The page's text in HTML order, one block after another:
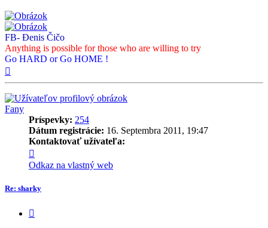
FB- Đenis Čičo
Anything is possible for those who are willing to try
Go HARD or Go HOME !
Fany
Príspevky: 254
Dátum registrácie: 16. Septembra 2011, 19:47
Kontaktovať užívateľa:
informácie
užívateľa
-
Fany
Odkaz na vlastný web
Re: sharky